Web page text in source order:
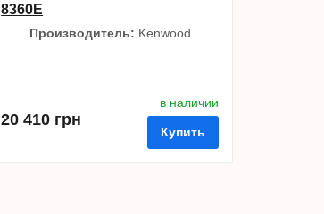
8360E
Производитель: Kenwood
20 410 грн
в наличии
Купить